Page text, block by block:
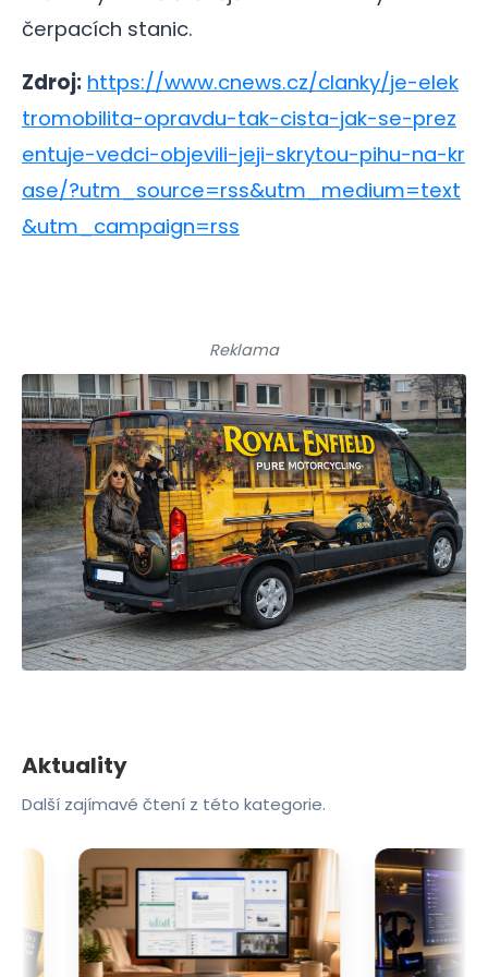
čerpacích stanic.
Zdroj: https://www.cnews.cz/clanky/je-elek
tromobilita-opravdu-tak-cista-jak-se-prez
entuje-vedci-objevili-jeji-skrytou-pihu-na-kr
ase/?utm_source=rss&utm_medium=text
&utm_campaign=rss
Reklama
Aktuality
Další zajímavé čtení z této kategorie.